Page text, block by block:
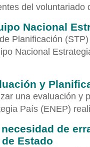
del voluntariado
Nacional
Planificación
Nacional
y
una evaluación y
País (ENEP)
de
Estado